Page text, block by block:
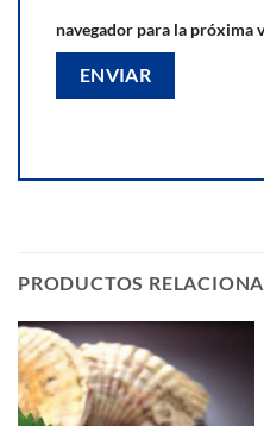
navegador para la próxima
PRODUCTOS